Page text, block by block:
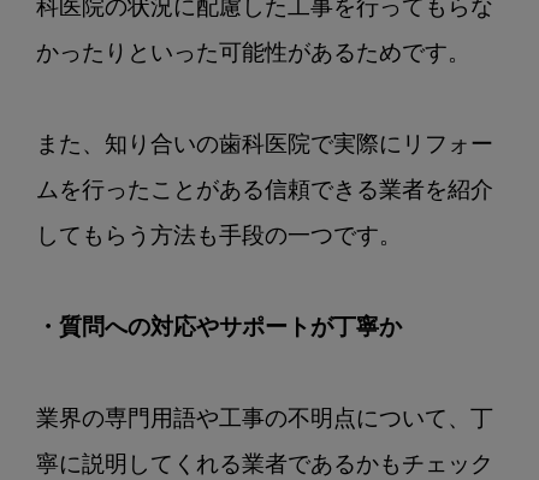
科医院の状況に配慮した工事を行ってもらな
かったりといった可能性があるためです。
また、知り合いの歯科医院で実際にリフォー
ムを行ったことがある信頼できる業者を紹介
してもらう方法も手段の一つです。
・質問への対応やサポートが丁寧か
業界の専門用語や工事の不明点について、丁
寧に説明してくれる業者であるかもチェック